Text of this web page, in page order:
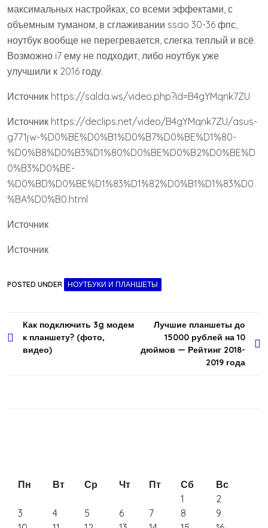
максимальных настройках, со всеми эффектами, с
объемным туманом, в сглаживании ssao 30-36 фпс,
ноутбук вообще не перегревается, слегка теплый и всё.
Возможно i7 ему не подходит, либо ноутбук уже
улучшили к 2016 году.
Источник https://salda.ws/video.php?id=B4gYMqnk7ZU
Источник https://declips.net/video/B4gYMqnk7ZU/asus-
g771jw-%D0%BE%D0%B1%D0%B7%D0%BE%D1%80-
%D0%B8%D0%B3%D1%80%D0%BE%D0%B2%D0%BE%D
0%B3%D0%BE-
%D0%BD%D0%BE%D1%83%D1%82%D0%B1%D1%83%D0
%BA%D0%B0.html
Источник
Источник
POSTED UNDER НОУТБУКИ И ПЛАНШЕТЫ
Навигация
по
Как подключить 3g модем
к планшету? (фото,
видео)
Лучшие планшеты до
15000 рублей на 10
дюймов — Рейтинг 2018-
2019 года
Пн Вт Ср Чт Пт Сб
Вс
1
2
3
4 5 6 7 8
9